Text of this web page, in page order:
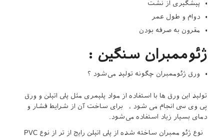
پیشگیری از نشت
دوام و طول عمر
مقرون به صرفه بودن
ژئوممبران سنگین :
ورق ژئوممبران چگونه تولید می‌شود ؟
تولید این ورق ها با استفاده از مواد پلیمری مثل پلی اتیلن و ورق
پی وی سی انجام می‌ شود ، برای ساخت آن از شرایط فشار و
دمای بسیار زیاد استفاده می‌شود.
نوع ژئو ممبران ساخته شده از پلی اتیلن رایج از تر از نوع PVC